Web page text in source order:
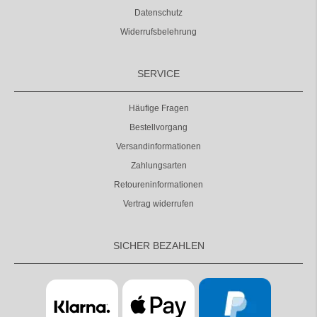
Datenschutz
Widerrufsbelehrung
SERVICE
Häufige Fragen
Bestellvorgang
Versandinformationen
Zahlungsarten
Retoureninformationen
Vertrag widerrufen
SICHER BEZAHLEN